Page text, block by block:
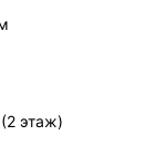
этаж)